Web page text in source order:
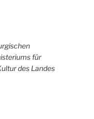
für
des Landes